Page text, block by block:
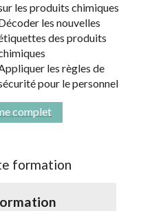
les produits chimiques
les nouvelles
des produits
les règles de
pour le personnel
complet
formation